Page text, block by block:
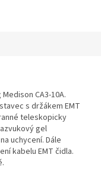
CA3-10A.
s držákem EMT
teleskopicky
gel
uchycení. Dále
kabelu EMT čidla.